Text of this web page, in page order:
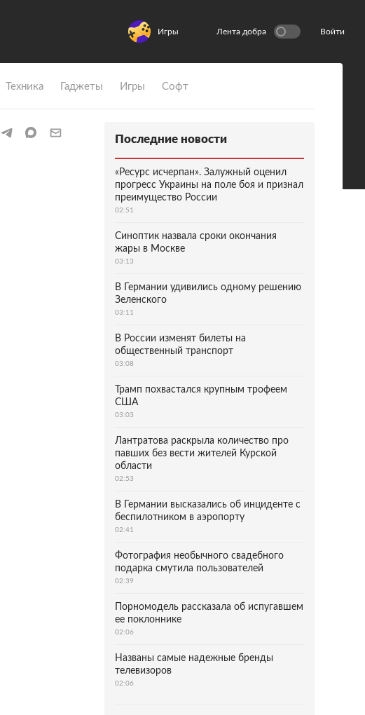
Игры Лента добра Войти
Техника Гаджеты Игры Софт
Последние новости
«Ресурс исчерпан». Залужный оценил
прогресс Украины на поле боя и признал
преимущество России
02:51
Синоптик назвала сроки окончания
жары в Москве
03:13
В Германии удивились одному решению
Зеленского
03:11
В России изменят билеты на
общественный транспорт
03:08
Трамп похвастался крупным трофеем
США
03:03
Лантратова раскрыла количество про
павших без вести жителей Курской
области
02:53
В Германии высказались об инциденте с
беспилотником в аэропорту
02:41
Фотография необычного свадебного
подарка смутила пользователей
02:39
Порномодель рассказала об испугавшем
ее поклоннике
02:06
Названы самые надежные бренды
телевизоров
02:06